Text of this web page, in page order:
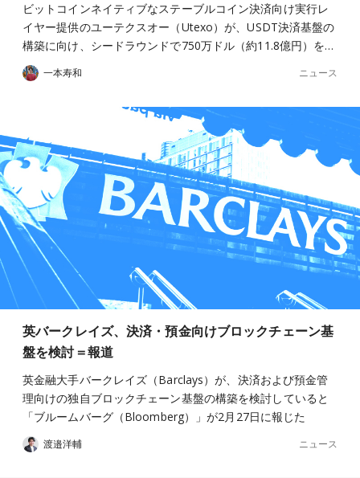
ビットコインネイティブなステーブルコイン決済向け実行レ
イヤー提供のユーテクスオー（Utexo）が、USDT決済基盤の
構築に向け、シードラウンドで750万ドル（約11.8億円）を…
一本寿和 ニュース
英バークレイズ、決済・預金向けブロックチェーン基
盤を検討＝報道
英金融大手バークレイズ（Barclays）が、決済および預金管
理向けの独自ブロックチェーン基盤の構築を検討していると
「ブルームバーグ（Bloomberg）」が2月27日に報じた
渡邉洋輔 ニュース